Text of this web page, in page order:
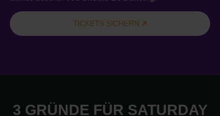
TICKETS SICHERN
3 GRÜNDE FÜR SATURDAY